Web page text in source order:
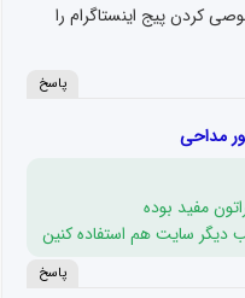
کردن پیج اینستاگرام را
پاسخ
مداحی
مفید بوده
دیگر سایت هم استفاده کنین
پاسخ